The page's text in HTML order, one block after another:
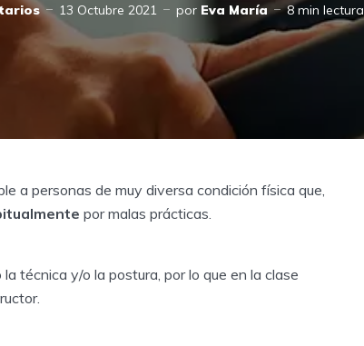
13 Octubre 2021 por Eva María 8 min lectura
a personas de muy diversa condición física que,
por malas prácticas.
técnica y/o la postura, por lo que en la clase